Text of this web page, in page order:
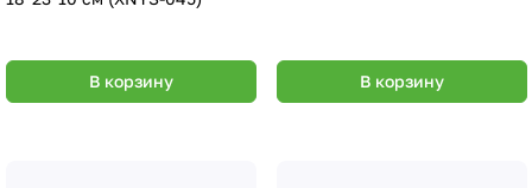
В корзину В корзину